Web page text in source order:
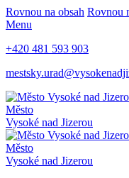
Rovnou na obsah Rovnou
Menu
+420 481 593 903
Město
Vysoké nad Jizerou
Město
Vysoké nad Jizerou